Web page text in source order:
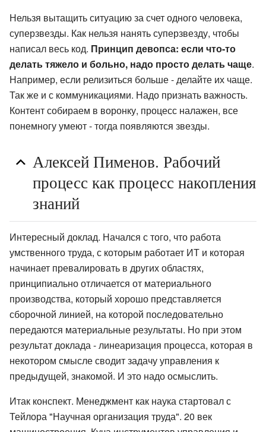
Нельзя вытащить ситуацию за счет одного человека,
суперзвезды. Как нельзя нанять суперзвезду, чтобы
написал весь код. Принцип девопса: если что-то
делать тяжело и больно, надо просто делать чаще.
Например, если релизиться больше - делайте их чаще.
Так же и с коммуникациями. Надо признать важность.
Контент собираем в воронку, процесс налажен, все
понемногу умеют - тогда появляются звезды.
Алексей Пименов. Рабочий
процесс как процесс накопления
знаний
Интересный доклад. Начался с того, что работа
умственного труда, с которым работает ИТ и которая
начинает превалировать в других областях,
принципиально отличается от материального
производства, который хорошо представляется
сборочной линией, на которой последовательно
передаются материальные результаты. Но при этом
результат доклада - линеаризация процесса, которая в
некотором смысле сводит задачу управления к
предыдущей, знакомой. И это надо осмыслить.
Итак конспект. Менеджмент как наука стартовал с
Тейлора "Научная организация труда". 20 век